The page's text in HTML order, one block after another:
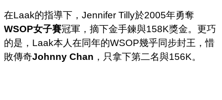
在Laak的指導下，Jennifer Tilly於2005年勇奪
WSOP女子賽冠軍，摘下金手鍊與158K獎金。更巧
的是，Laak本人在同年的WSOP幾乎同步封王，惜
敗傳奇Johnny Chan ，只拿下第二名與156K。